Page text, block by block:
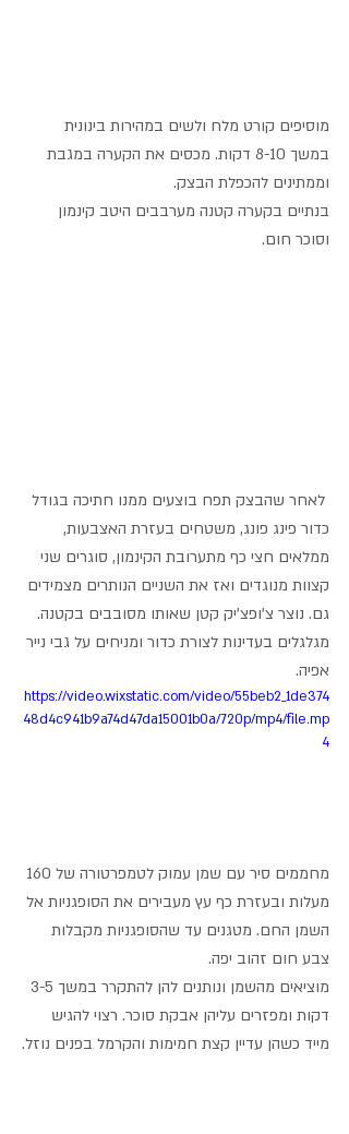
מוסיפים קורט מלח ולשים במהירות בינונית
במשך 8-10 דקות. מכסים את הקערה במגבת
וממתינים להכפלת הבצק.
בנתיים בקערה קטנה מערבבים היטב קינמון
וסוכר חום.
לאחר שהבצק תפח בוצעים ממנו חתיכה בגודל
כדור פינג פונג, משטחים בעזרת האצבעות,
ממלאים חצי כף מתערובת הקינמון, סוגרים שני
קצוות מנוגדים ואז את השניים הנותרים מצמידים
גם. נוצר צ'ופצ'יק קטן שאותו מסובבים בקטנה.
מגלגלים בעדינות לצורת כדור ומניחים על גבי נייר
אפיה.
https://video.wixstatic.com/video/55beb2_1de374
48d4c941b9a74d47da15001b0a/720p/mp4/file.mp
4
מעלות ובעזרת כף עץ מעבירים את הסופגניות אל
השמן החם. מטגנים עד שהסופגניות מקבלות
צבע חום זהוב יפה.
דקות ומפזרים עליהן אבקת סוכר. רצוי להגיש
מייד כשהן עדיין קצת חמימות והקרמל בפנים נוזל.